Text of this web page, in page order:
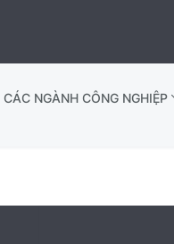
NGÀNH CÔNG NGHIỆP